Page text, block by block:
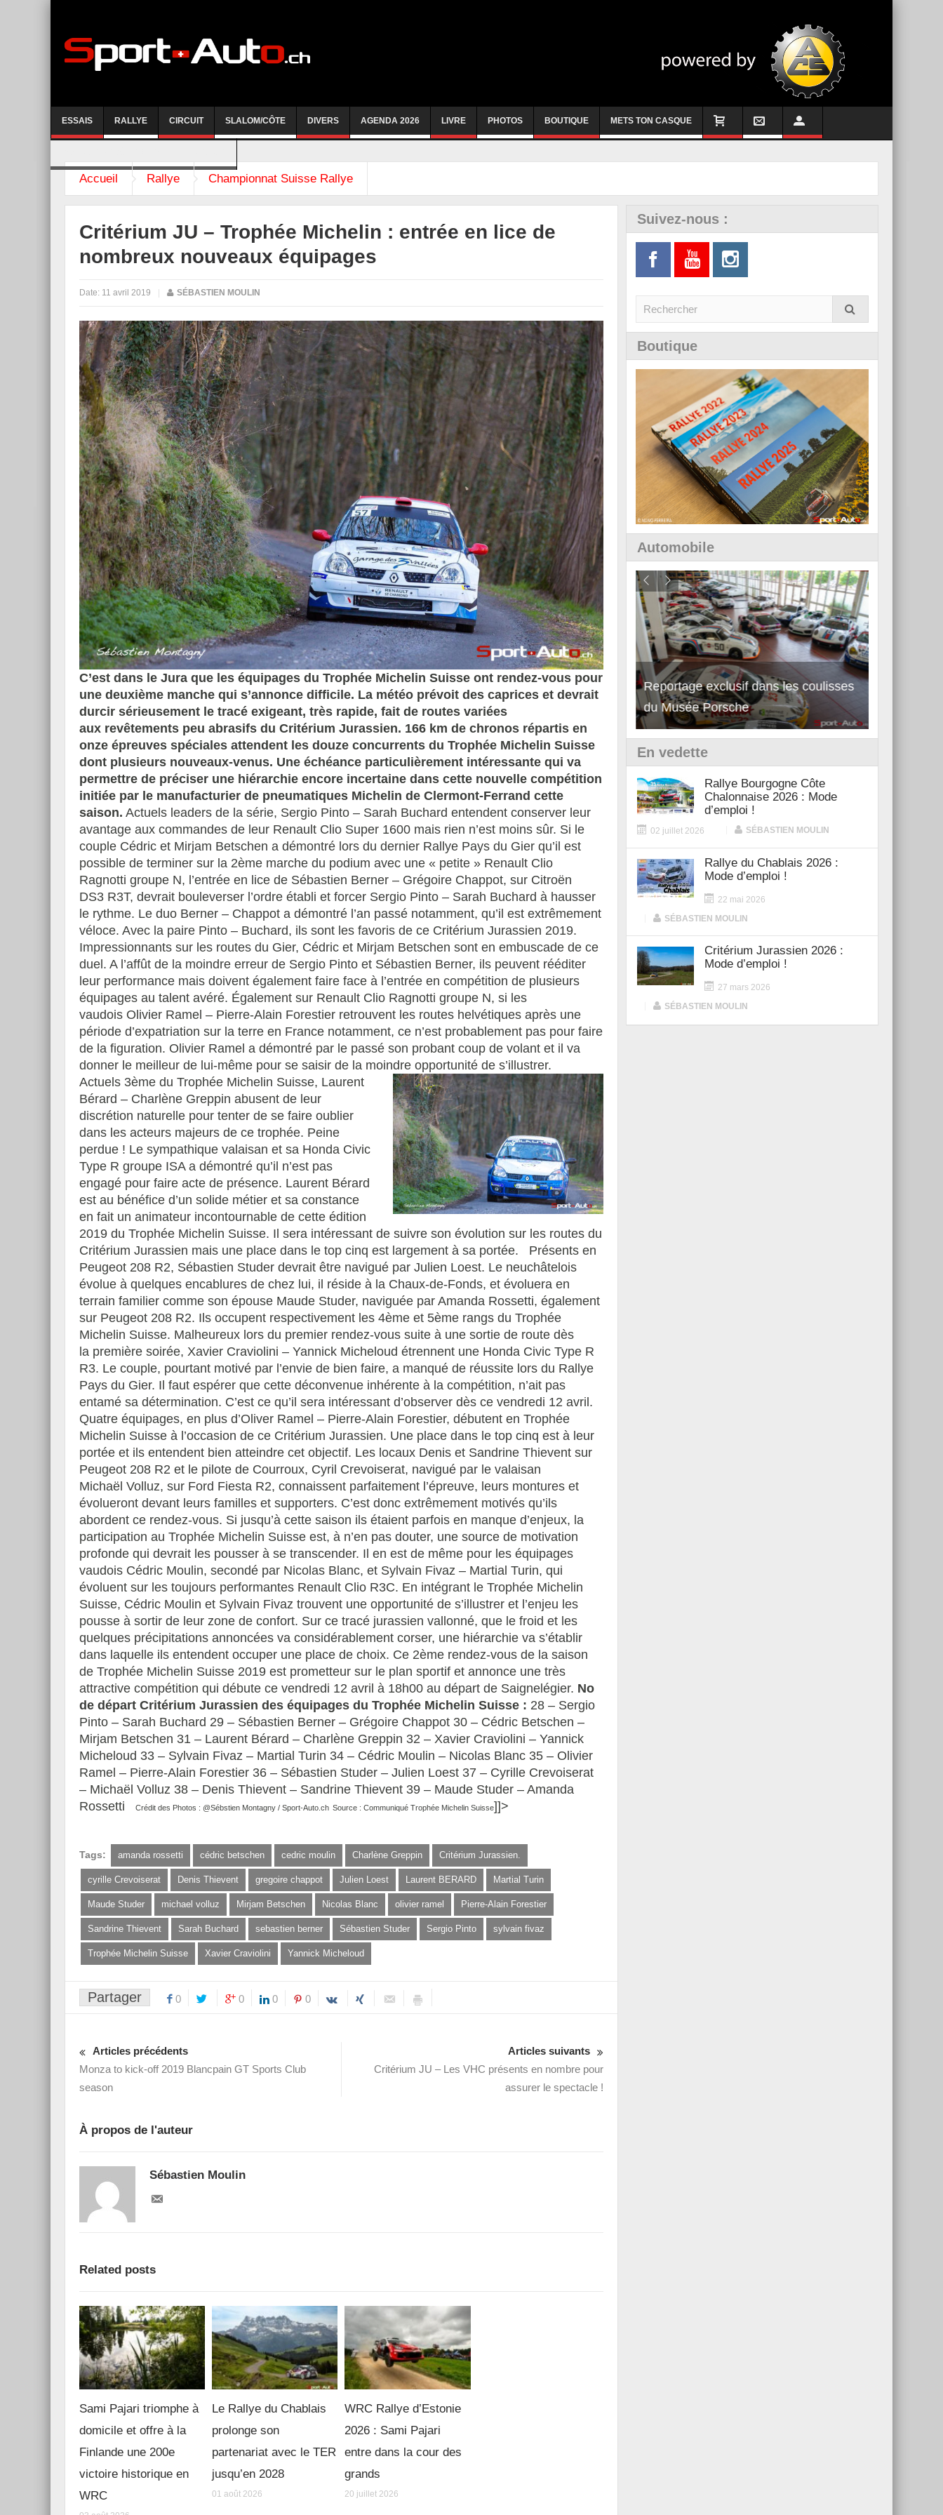
ESSAIS RALLYE CIRCUIT SLALOM/CÔTE DIVERS AGENDA 2026 LIVRE PHOTOS BOUTIQUE METS TON CASQUE
Accueil Rallye Championnat Suisse Rallye
Critérium JU – Trophée Michelin : entrée en lice de
nombreux nouveaux équipages
Date: 11 avril 2019 SÉBASTIEN MOULIN
C’est dans le Jura que les équipages du Trophée Michelin Suisse ont rendez-vous pour
une deuxième manche qui s’annonce difficile. La météo prévoit des caprices et devrait
durcir sérieusement le tracé exigeant, très rapide, fait de routes variées
aux revêtements peu abrasifs du Critérium Jurassien. 166 km de chronos répartis en
onze épreuves spéciales attendent les douze concurrents du Trophée Michelin Suisse
dont plusieurs nouveaux-venus. Une échéance particulièrement intéressante qui va
permettre de préciser une hiérarchie encore incertaine dans cette nouvelle compétition
initiée par le manufacturier de pneumatiques Michelin de Clermont-Ferrand cette
saison. Actuels leaders de la série, Sergio Pinto – Sarah Buchard entendent conserver leur
avantage aux commandes de leur Renault Clio Super 1600 mais rien n’est moins sûr. Si le
couple Cédric et Mirjam Betschen a démontré lors du dernier Rallye Pays du Gier qu’il est
possible de terminer sur la 2ème marche du podium avec une « petite » Renault Clio
Ragnotti groupe N, l’entrée en lice de Sébastien Berner – Grégoire Chappot, sur Citroën
DS3 R3T, devrait bouleverser l’ordre établi et forcer Sergio Pinto – Sarah Buchard à hausser
le rythme. Le duo Berner – Chappot a démontré l’an passé notamment, qu’il est extrêmement
véloce. Avec la paire Pinto – Buchard, ils sont les favoris de ce Critérium Jurassien 2019.
Impressionnants sur les routes du Gier, Cédric et Mirjam Betschen sont en embuscade de ce
duel. A l’affût de la moindre erreur de Sergio Pinto et Sébastien Berner, ils peuvent rééditer
leur performance mais doivent également faire face à l’entrée en compétition de plusieurs
équipages au talent avéré. Également sur Renault Clio Ragnotti groupe N, si les
vaudois Olivier Ramel – Pierre-Alain Forestier retrouvent les routes helvétiques après une
période d’expatriation sur la terre en France notamment, ce n’est probablement pas pour faire
de la figuration. Olivier Ramel a démontré par le passé son probant coup de volant et il va
donner le meilleur de lui-même pour se saisir de la moindre opportunité de s’illustrer.
Actuels 3ème du Trophée Michelin Suisse, Laurent
Bérard – Charlène Greppin abusent de leur
discrétion naturelle pour tenter de se faire oublier
dans les acteurs majeurs de ce trophée. Peine
perdue ! Le sympathique valaisan et sa Honda Civic
Type R groupe ISA a démontré qu’il n’est pas
engagé pour faire acte de présence. Laurent Bérard
est au bénéfice d’un solide métier et sa constance
en fait un animateur incontournable de cette édition
2019 du Trophée Michelin Suisse. Il sera intéressant de suivre son évolution sur les routes du
Critérium Jurassien mais une place dans le top cinq est largement à sa portée. Présents en
Peugeot 208 R2, Sébastien Studer devrait être navigué par Julien Loest. Le neuchâtelois
évolue à quelques encablures de chez lui, il réside à la Chaux-de-Fonds, et évoluera en
terrain familier comme son épouse Maude Studer, naviguée par Amanda Rossetti, également
sur Peugeot 208 R2. Ils occupent respectivement les 4ème et 5ème rangs du Trophée
Michelin Suisse. Malheureux lors du premier rendez-vous suite à une sortie de route dès
la première soirée, Xavier Craviolini – Yannick Micheloud étrennent une Honda Civic Type R
R3. Le couple, pourtant motivé par l’envie de bien faire, a manqué de réussite lors du Rallye
Pays du Gier. Il faut espérer que cette déconvenue inhérente à la compétition, n’ait pas
entamé sa détermination. C’est ce qu’il sera intéressant d’observer dès ce vendredi 12 avril.
Quatre équipages, en plus d’Oliver Ramel – Pierre-Alain Forestier, débutent en Trophée
Michelin Suisse à l’occasion de ce Critérium Jurassien. Une place dans le top cinq est à leur
portée et ils entendent bien atteindre cet objectif. Les locaux Denis et Sandrine Thievent sur
Peugeot 208 R2 et le pilote de Courroux, Cyril Crevoiserat, navigué par le valaisan
Michaël Volluz, sur Ford Fiesta R2, connaissent parfaitement l’épreuve, leurs montures et
évolueront devant leurs familles et supporters. C’est donc extrêmement motivés qu’ils
abordent ce rendez-vous. Si jusqu’à cette saison ils étaient parfois en manque d’enjeux, la
participation au Trophée Michelin Suisse est, à n’en pas douter, une source de motivation
profonde qui devrait les pousser à se transcender. Il en est de même pour les équipages
vaudois Cédric Moulin, secondé par Nicolas Blanc, et Sylvain Fivaz – Martial Turin, qui
évoluent sur les toujours performantes Renault Clio R3C. En intégrant le Trophée Michelin
Suisse, Cédric Moulin et Sylvain Fivaz trouvent une opportunité de s’illustrer et l’enjeu les
pousse à sortir de leur zone de confort. Sur ce tracé jurassien vallonné, que le froid et les
quelques précipitations annoncées va considérablement corser, une hiérarchie va s’établir
dans laquelle ils entendent occuper une place de choix. Ce 2ème rendez-vous de la saison
de Trophée Michelin Suisse 2019 est prometteur sur le plan sportif et annonce une très
attractive compétition qui débute ce vendredi 12 avril à 18h00 au départ de Saignelégier. No
de départ Critérium Jurassien des équipages du Trophée Michelin Suisse : 28 – Sergio
Pinto – Sarah Buchard 29 – Sébastien Berner – Grégoire Chappot 30 – Cédric Betschen –
Mirjam Betschen 31 – Laurent Bérard – Charlène Greppin 32 – Xavier Craviolini – Yannick
Micheloud 33 – Sylvain Fivaz – Martial Turin 34 – Cédric Moulin – Nicolas Blanc 35 – Olivier
Ramel – Pierre-Alain Forestier 36 – Sébastien Studer – Julien Loest 37 – Cyrille Crevoiserat
– Michaël Volluz 38 – Denis Thievent – Sandrine Thievent 39 – Maude Studer – Amanda
Rossetti
Crédit des Photos : @Sébstien Montagny / Sport-Auto.ch Source : Communiqué Trophée Michelin Suisse]]>
Tags: amanda rossetti cédric betschen cedric moulin Charlène Greppin Critérium Jurassien.
cyrille Crevoiserat Denis Thievent gregoire chappot Julien Loest Laurent BERARD Martial Turin
Maude Studer michael volluz Mirjam Betschen Nicolas Blanc olivier ramel Pierre-Alain Forestier
Sandrine Thievent Sarah Buchard sebastien berner Sébastien Studer Sergio Pinto sylvain fivaz
Trophée Michelin Suisse Xavier Craviolini Yannick Micheloud
Partager 0 0 0 0
Articles précédents
Monza to kick-off 2019 Blancpain GT Sports Club
season
Articles suivants
Critérium JU – Les VHC présents en nombre pour
assurer le spectacle !
À propos de l'auteur
Sébastien Moulin
Related posts
Sami Pajari triomphe à
domicile et offre à la
Finlande une 200e
victoire historique en
WRC
Le Rallye du Chablais
prolonge son
partenariat avec le TER
jusqu’en 2028
01 août 2026
WRC Rallye d’Estonie
2026 : Sami Pajari
entre dans la cour des
grands
20 juillet 2026
Suivez-nous :
Boutique
Automobile
Essai – Morgan Supersport
Reportage exclusif dans les coulisses
du Musée Porsche
Découverte de la nouvelle Ferrari
12Cilindri Manuale
En vedette
Rallye Bourgogne Côte
Chalonnaise 2026 : Mode
d’emploi !
02 juillet 2026 SÉBASTIEN MOULIN
Rallye du Chablais 2026 :
Mode d’emploi !
22 mai 2026
SÉBASTIEN MOULIN
Critérium Jurassien 2026 :
Mode d’emploi !
27 mars 2026
SÉBASTIEN MOULIN